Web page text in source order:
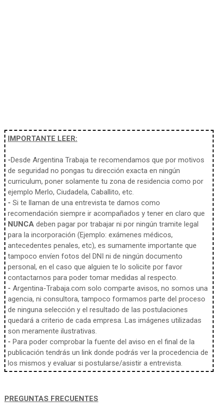
IMPORTANTE LEER:
-Desde Argentina Trabaja te recomendamos que por motivos
de seguridad no pongas tu dirección exacta en ningún
curriculum, poner solamente tu zona de residencia como por
ejemplo Merlo, Ciudadela, Caballito, etc.
- Si te llaman de una entrevista te damos como
recomendación siempre ir acompañados y tener en claro que
NUNCAdeben pagar por trabajar ni por ningún tramite legal
para la incorporación (Ejemplo: exámenes médicos,
antecedentes penales, etc), es sumamente importante que
tampoco envíen fotos del DNI ni de ningún documento
personal, en el caso que alguien te lo solicite por favor
contactarnos para poder tomar medidas al respecto.
- Argentina-Trabaja.com solo comparte avisos, no somos una
agencia, ni consultora, tampoco formamos parte del proceso
de ninguna selección y el resultado de las postulaciones
quedará a criterio de cada empresa. Las imágenes utilizadas
son meramente ilustrativas.
- Para poder comprobar la fuente del aviso en el final de la
publicación tendrás un link donde podrás ver la procedencia de
los mismos y evaluar si postularse/asistir a entrevista.
PREGUNTAS FRECUENTES